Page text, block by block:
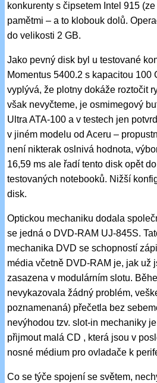
konkurenty s čipsetem Intel 915 (ze
pamětmi – a to klobouk dolů.
do velikosti 2 GB.
Jako pevný disk byl u testované
Momentus 5400.2 s kapacitou 100
vyplývá, že plotny dokáže roztočit
však nevyčteme, je osmimegový
Ultra ATA-100 a v testech jen
v jiném modelu od Aceru –
není nikterak oslnivá hodnota,
16,59 ms ale řadí tento disk opět
testovaných notebooků. Nižší
disk.
Optickou mechaniku dodala
se jedná o DVD-RAM UJ-845S.
mechanika DVD se schopností
média včetně DVD-RAM je, jak už
zasazena v modulárním slotu.
nevykazovala žádný problém,
poznamenaná) přečetla bez
nevýhodou tzv. slot-in mechaniky
přijmout malá CD , která jsou v
nosné médium pro ovladače k
Co se týče spojení se světem,